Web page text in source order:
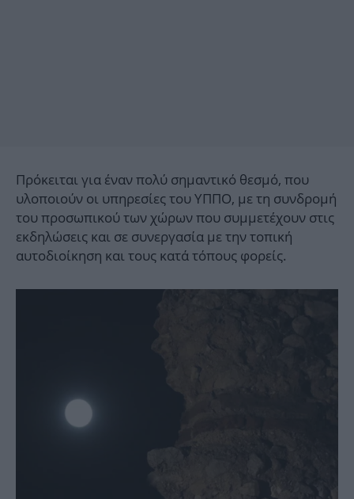
Πρόκειται για έναν πολύ σημαντικό θεσμό, που
υλοποιούν οι υπηρεσίες του ΥΠΠΟ, με τη συνδρομή
του προσωπικού των χώρων που συμμετέχουν στις
εκδηλώσεις και σε συνεργασία με την τοπική
αυτοδιοίκηση και τους κατά τόπους φορείς.